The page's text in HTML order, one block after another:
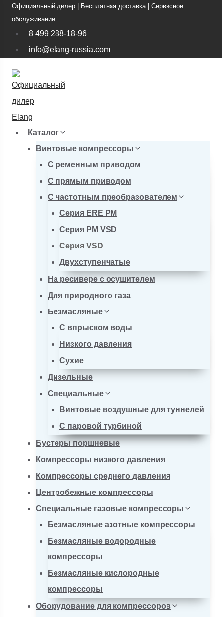
Перейти
содержимому
Официальный дилер | Бесплатная доставка | Сервисное
обслуживание
8 499 288-18-96
info@elang-russia.com
Каталог
Винтовые компрессоры
С ременным приводом
С прямым приводом
С частотным преобразователем
Серия ERE PM
Серия PM VSD
Серия VSD
Двухступенчатые
На ресивере с осушителем
Для природного газа
Безмасляные
С впрыском воды
Низкого давления
Сухие
Дизельные
Специальные
Винтовые воздушные для туннелей
С паровой турбиной
Бустеры поршневые
Компрессоры низкого давления
Компрессоры среднего давления
Центробежные компрессоры
Специальные газовые компрессоры
Безмасляные азотные компрессоры
Безмасляные водородные
компрессоры
Безмасляные кислородные
компрессоры
Оборудование для компрессоров